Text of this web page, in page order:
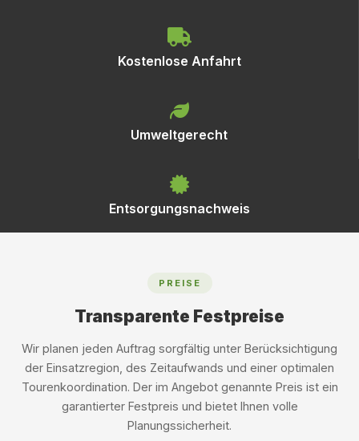
Kostenlose Anfahrt
Umweltgerecht
Entsorgungsnachweis
PREISE
Transparente Festpreise
Wir planen jeden Auftrag sorgfältig unter Berücksichtigung
der Einsatzregion, des Zeitaufwands und einer optimalen
Tourenkoordination. Der im Angebot genannte Preis ist ein
garantierter Festpreis und bietet Ihnen volle
Planungssicherheit.